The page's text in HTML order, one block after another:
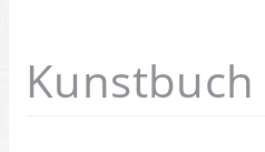
Kunstbuch